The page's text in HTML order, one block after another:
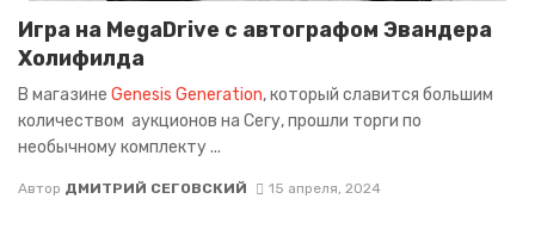
Игра на MegaDrive с автографом Эвандера
Холифилда
В магазине Genesis Generation, который славится большим
количеством аукционов на Сегу, прошли торги по
необычному комплекту ...
Автор ДМИТРИЙ СЕГОВСКИЙ 15 апреля, 2024